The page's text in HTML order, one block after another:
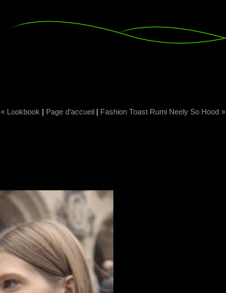
« Lookbook | Page d'accueil | Fashion Toast Rumi Neely So Hood »